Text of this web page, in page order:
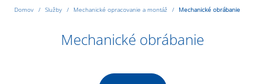
Domov Služby Mechanické opracovanie a montáž Mechanické obrábanie
Mechanické obrábanie